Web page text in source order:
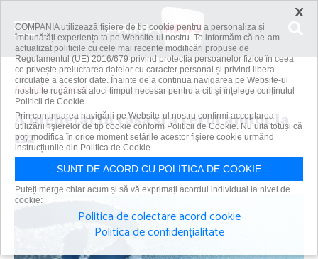
Acasă Social A îngheţat în casă şi a cerut ajutor la 112
A îngheţat în casă şi a cerut ajutor la
112
Primanews | 31 ian 2023
×
COMPANIA utilizează fişiere de tip cookie pentru a personaliza și
îmbunătăți experiența ta pe Website-ul nostru. Te informăm că ne-am
actualizat politicile cu cele mai recente modificări propuse de
Regulamentul (UE) 2016/679 privind protecția persoanelor fizice în ceea
ce privește prelucrarea datelor cu caracter personal și privind libera
circulație a acestor date. Înainte de a continua navigarea pe Website-ul
nostru te rugăm să aloci timpul necesar pentru a citi și înțelege conținutul
Politicii de Cookie.
Prin continuarea navigării pe Website-ul nostru confirmi acceptarea
utilizării fişierelor de tip cookie conform Politicii de Cookie. Nu uita totuși că
poți modifica în orice moment setările acestor fişiere cookie urmând
instrucțiunile din Politica de Cookie.
SUNT DE ACORD CU POLITICA DE COOKIE
Puteți merge chiar acum și să vă exprimați acordul individual la nivel de
cookie:
Politica de colectare acord cookie
Politica de confidențialitate